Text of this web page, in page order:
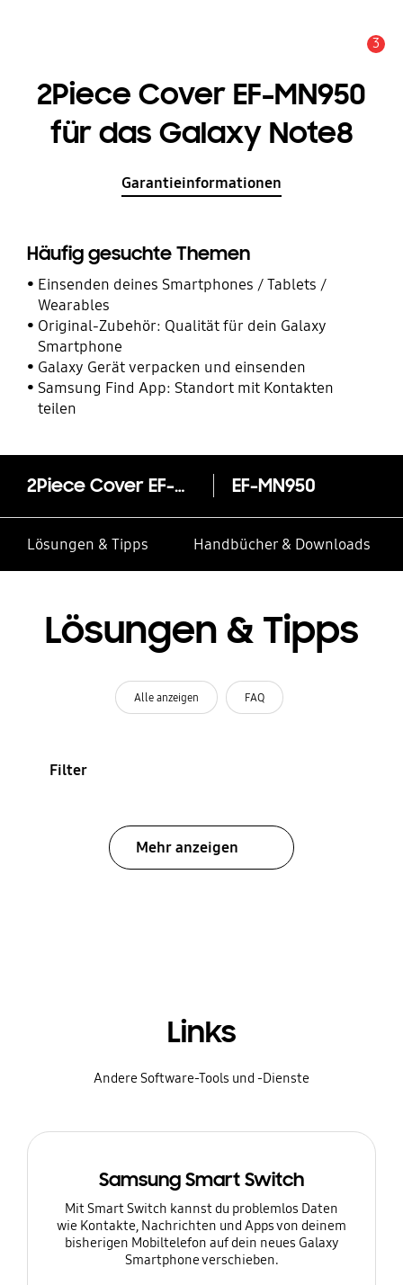
3
2Piece Cover EF-MN950
für das Galaxy Note8
Garantieinformationen
Häufig gesuchte Themen
Einsenden deines Smartphones / Tablets /
Wearables
Original-Zubehör: Qualität für dein Galaxy
Smartphone
Galaxy Gerät verpacken und einsenden
Samsung Find App: Standort mit Kontakten
teilen
2Piece Cover EF-MN950 für das Galaxy Note8 EF-MN950
Lösungen & Tipps Handbücher & Downloads
Lösungen & Tipps
Alle anzeigen FAQ
Filter
Mehr anzeigen
Links
Andere Software-Tools und -Dienste
Samsung Smart Switch
Mit Smart Switch kannst du problemlos Daten
wie Kontakte, Nachrichten und Apps von deinem
bisherigen Mobiltelefon auf dein neues Galaxy
Smartphone verschieben.